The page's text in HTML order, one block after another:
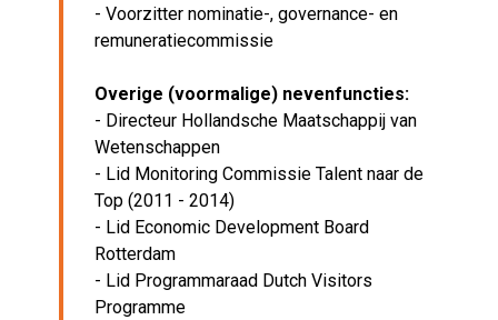
- Voorzitter nominatie-, governance- en
remuneratiecommissie
Overige (voormalige) nevenfuncties:
- Directeur Hollandsche Maatschappij van
Wetenschappen
- Lid Monitoring Commissie Talent naar de
Top (2011 - 2014)
- Lid Economic Development Board
Rotterdam
- Lid Programmaraad Dutch Visitors
Programme